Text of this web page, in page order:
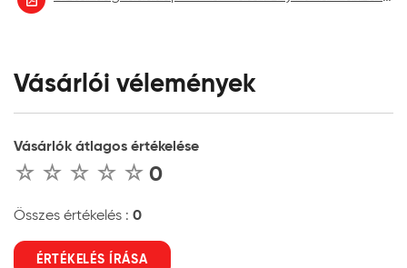
Vásárlói vélemények
Vásárlók átlagos értékelése
0
Összes értékelés : 0
ÉRTÉKELÉS ÍRÁSA